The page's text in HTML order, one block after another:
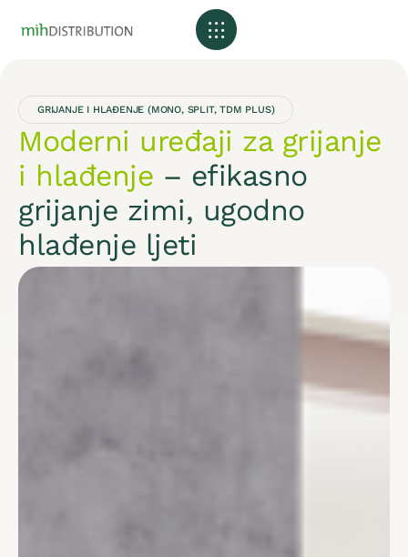
GRIJANJE I HLAĐENJE (MONO, SPLIT, TDM PLUS)
Moderni uređaji za grijanje
i hlađenje – efikasno
grijanje zimi, ugodno
hlađenje ljeti